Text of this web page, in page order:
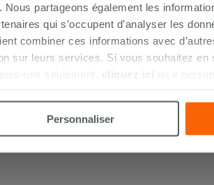
partageons également les
qui s’occupent d’analyser les
combiner ces informations avec
sur leurs services. Si vous souhaitez
uns seulement,
cliquez ici ou «
Personnaliser
service